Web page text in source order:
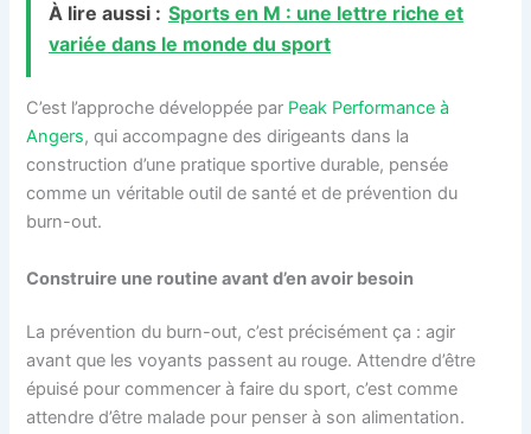
À lire aussi : Sports en M : une lettre riche et
variée dans le monde du sport
C’est l’approche développée par Peak Performance à
Angers, qui accompagne des dirigeants dans la
construction d’une pratique sportive durable, pensée
comme un véritable outil de santé et de prévention du
burn-out.
Construire une routine avant d’en avoir besoin
La prévention du burn-out, c’est précisément ça : agir
avant que les voyants passent au rouge. Attendre d’être
épuisé pour commencer à faire du sport, c’est comme
attendre d’être malade pour penser à son alimentation.